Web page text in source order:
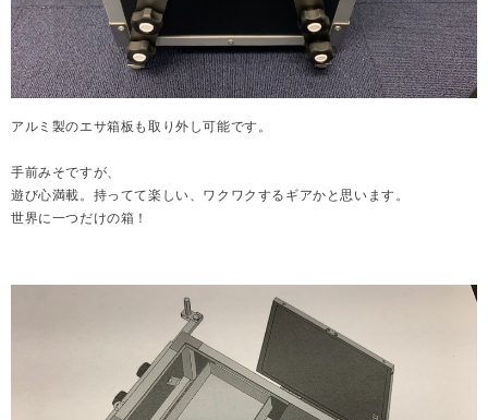
アルミ製のエサ箱板も取り外し可能です。
手前みそですが、
遊び心満載。持ってて楽しい、ワクワクするギアかと思います。
世界に一つだけの箱！